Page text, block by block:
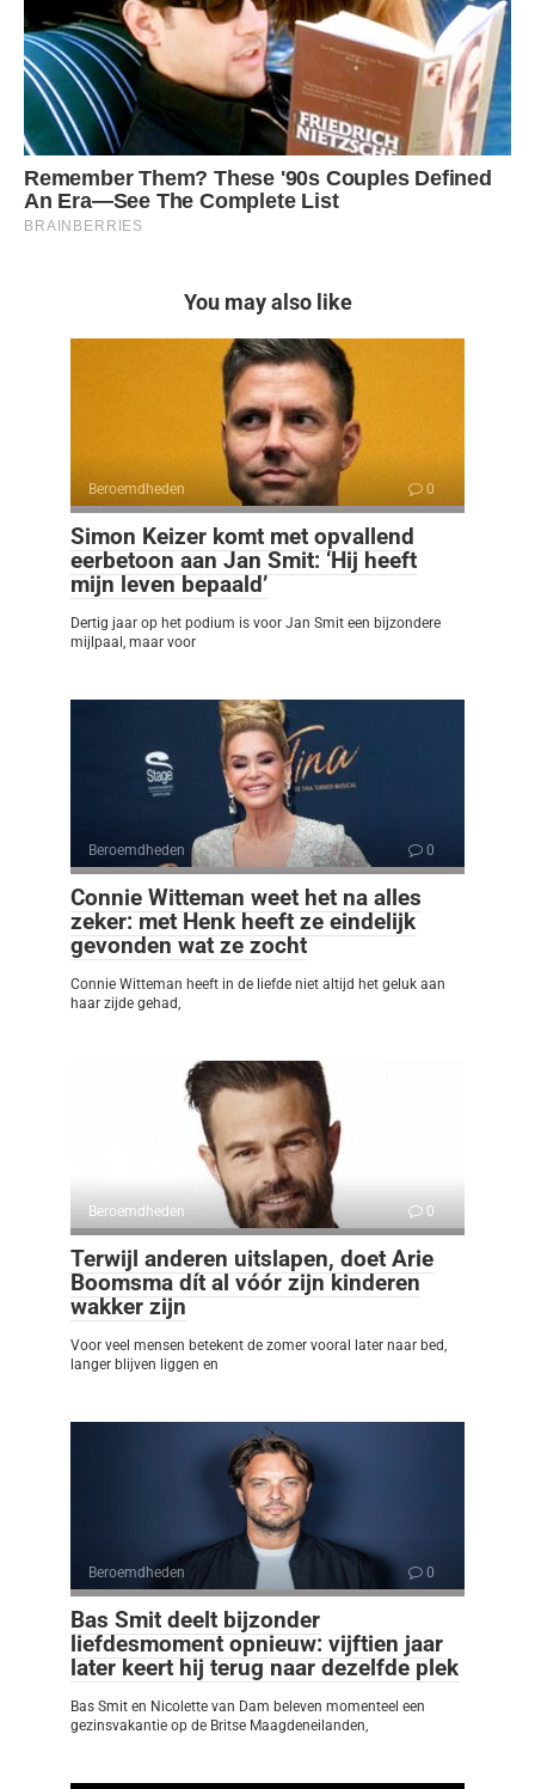
You may also like
Beroemdheden 0
Simon Keizer komt met opvallend
eerbetoon aan Jan Smit: ‘Hij heeft
mijn leven bepaald’
Dertig jaar op het podium is voor Jan Smit een bijzondere
mijlpaal, maar voor
Beroemdheden 0
Connie Witteman weet het na alles
zeker: met Henk heeft ze eindelijk
gevonden wat ze zocht
Connie Witteman heeft in de liefde niet altijd het geluk aan
haar zijde gehad,
Beroemdheden 0
Terwijl anderen uitslapen, doet Arie
Boomsma dít al vóór zijn kinderen
wakker zijn
Voor veel mensen betekent de zomer vooral later naar bed,
langer blijven liggen en
Beroemdheden 0
Bas Smit deelt bijzonder
liefdesmoment opnieuw: vijftien jaar
later keert hij terug naar dezelfde plek
Bas Smit en Nicolette van Dam beleven momenteel een
gezinsvakantie op de Britse Maagdeneilanden,